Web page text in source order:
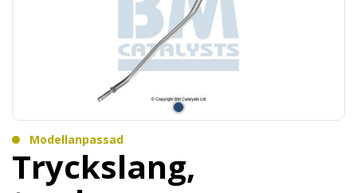
Modellanpassad
Tryckslang,